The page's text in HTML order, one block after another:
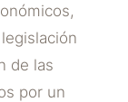
de las
por un